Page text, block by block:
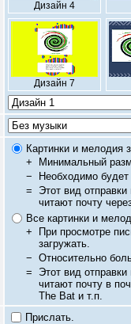
Дизайн 4
Дизайн 7
Картинки и мелодия
+
Минимальный
−
Необходимо будет
= Этот вид
читают почту
Все картинки и
+
При просмотре
загружать.
− Относительно
= Этот вид
читают почту в
The Bat и т.п.
Прислать.